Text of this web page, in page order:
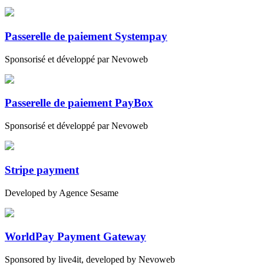
Passerelle de paiement Systempay
Sponsorisé et développé par Nevoweb
Passerelle de paiement PayBox
Sponsorisé et développé par Nevoweb
Stripe payment
Developed by Agence Sesame
WorldPay Payment Gateway
Sponsored by live4it, developed by Nevoweb